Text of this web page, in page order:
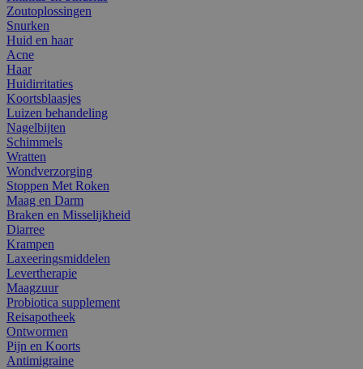
Zoutoplossingen
Snurken
Huid en haar
Acne
Haar
Huidirritaties
Koortsblaasjes
Luizen behandeling
Nagelbijten
Schimmels
Wratten
Wondverzorging
Stoppen Met Roken
Maag en Darm
Braken en Misselijkheid
Diarree
Krampen
Laxeeringsmiddelen
Levertherapie
Maagzuur
Probiotica supplement
Reisapotheek
Ontwormen
Pijn en Koorts
Antimigraine